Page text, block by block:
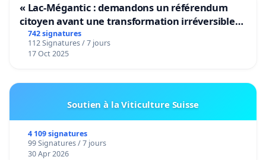
« Lac-Mégantic : demandons un référendum
citoyen avant une transformation irréversible
de notre territoire »
742 signatures
112 Signatures / 7 jours
17 Oct 2025
Soutien à la Viticulture Suisse
4 109 signatures
99 Signatures / 7 jours
30 Apr 2026